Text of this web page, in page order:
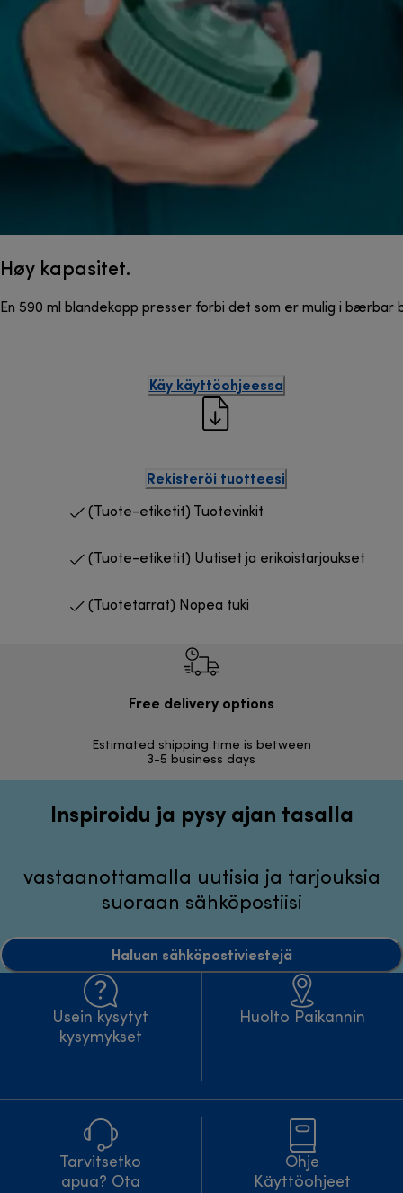
Høy kapasitet.
En 590 ml blandekopp presser forbi det som er mulig i bærbar
Käy käyttöohjeessa
Rekisteröi tuotteesi
(Tuote-etiketit) Tuotevinkit
(Tuote-etiketit) Uutiset ja erikoistarjoukset
(Tuotetarrat) Nopea tuki
Free delivery options
Estimated shipping time is between
3-5 business days
Inspiroidu ja pysy ajan tasalla
vastaanottamalla uutisia ja tarjouksia
suoraan sähköpostiisi
Haluan sähköpostiviestejä
Usein kysytyt
kysymykset
Huolto Paikannin
Tarvitsetko
apua? Ota
Ohje
Käyttöohjeet